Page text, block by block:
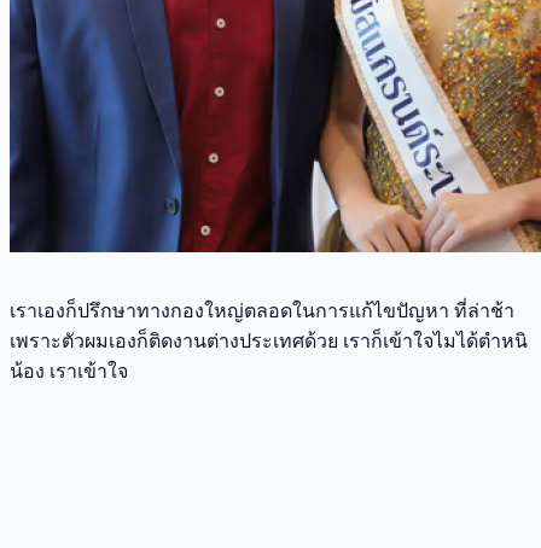
เราเองก็ปรึกษาทางกองใหญ่ตลอดในการแก้ไขปัญหา ที่ล่าช้า
เพราะตัวผมเองก็ติดงานต่างประเทศด้วย เราก็เข้าใจไมได้ตำหนิ
น้อง เราเข้าใจ